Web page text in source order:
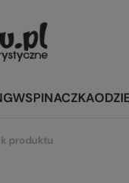
WSPINACZKA
produktu